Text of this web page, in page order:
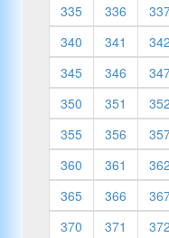
335
336
340
341 342
345
346
350
351 352
355
356
360
361 362
365
366
370
371 372